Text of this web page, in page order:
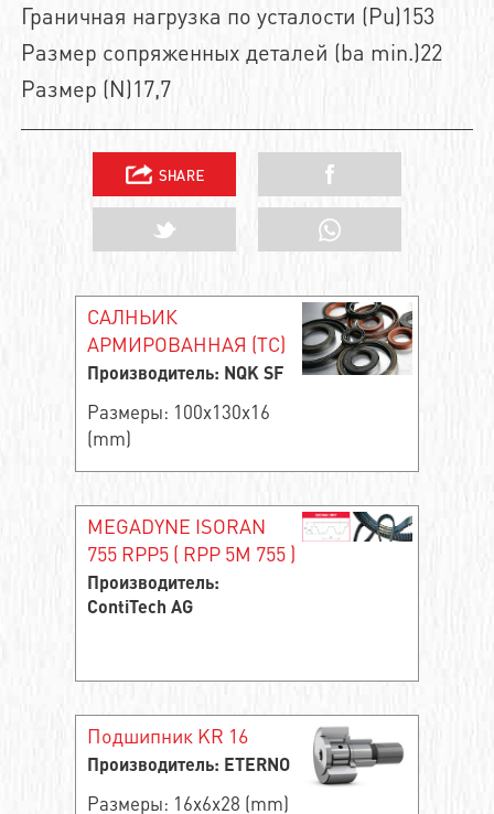
Граничная нагрузка по усталости (Pu)153
Размер сопряженных деталей (ba min.)22
Размер (N)17,7
САЛНЬИК
АРМИРОВАННАЯ (TC)
Производитель: NQK SF
Размеры: 100x130x16
(mm)
MEGADYNE ISORAN
755 RPP5 ( RPP 5M 755 )
Производитель:
ContiTech AG
Подшипник KR 16
Производитель: ETERNO
Размеры: 16x6x28 (mm)